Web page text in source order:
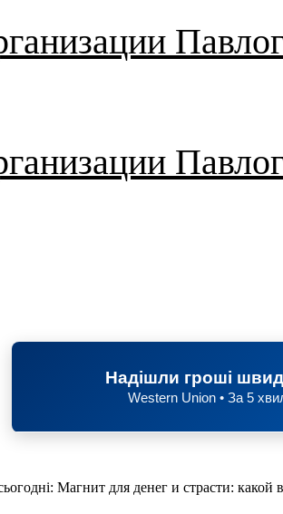
Надішли гроші
Western Union • За 5
Магнит для денег и страсти: